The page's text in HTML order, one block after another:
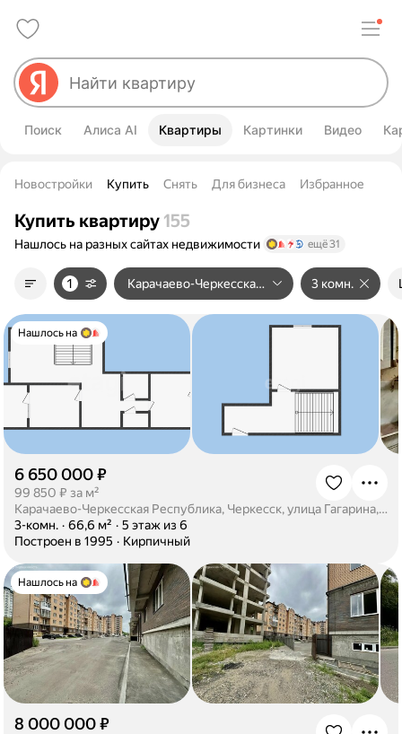
Поиск Алиса AI Квартиры Картинки Видео
Новостройки Купить Снять Для бизнеса Избранное
Купить квартиру 155
Нашлось на разных сайтах недвижимости ещё 31
1 Карачаево-Черкесская Республика3 комн.
Нашлось на
6 650 000 ₽
99 850 ₽ за м²
Карачаево-Черкесская Республика, Черкесск, улица Гагарина, 26
3-комн. · 66,6 м² · 5 этаж из 6
Построен в 1995 · Кирпичный
Нашлось на
8 000 000 ₽